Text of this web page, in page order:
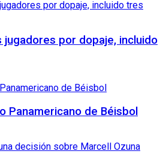
jugadores por dopaje, incluido
Panamericano de Béisbol